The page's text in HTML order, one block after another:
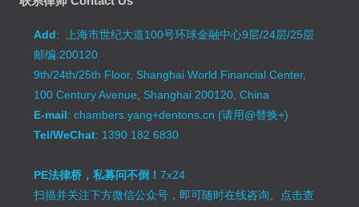
Add: 上海市世纪大道100号环球金融中心9层/24层/25层
邮编:200120
9th/24th/25th Floor, Shanghai World Financial Center,
100 Century Avenue, Shanghai 200120, China
E-mail: chambers.yang+dentons.cn (请用@替换+)
Tel/WeChat: 1390 182 6830
PE法律桥，私募问不倒！7x24
扫描并关注下方微信公众号，即可随时在线咨询。 点击查